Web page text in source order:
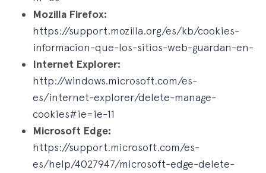
Mozilla Firefox:
https://support.mozilla.org/es/kb/cookies-
informacion-que-los-sitios-web-guardan-en-
Internet Explorer:
http://windows.microsoft.com/es-
es/internet-explorer/delete-manage-
cookies#ie=ie-11
Microsoft Edge:
https://support.microsoft.com/es-
es/help/4027947/microsoft-edge-delete-